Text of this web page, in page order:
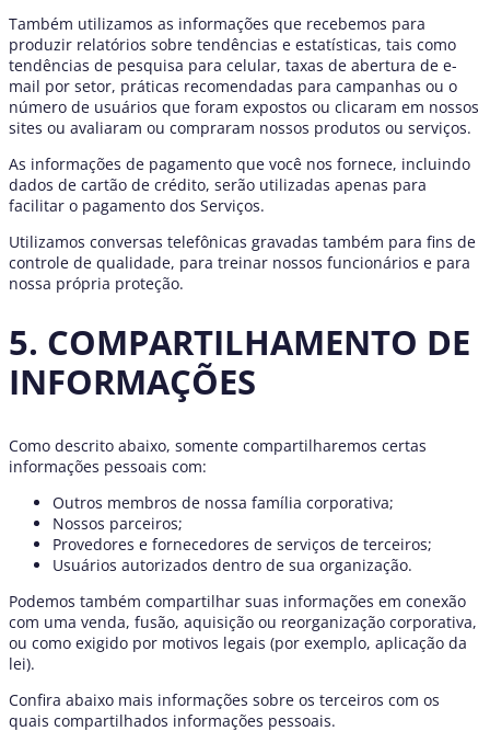
Também utilizamos as informações que recebemos para
produzir relatórios sobre tendências e estatísticas, tais como
tendências de pesquisa para celular, taxas de abertura de e-
mail por setor, práticas recomendadas para campanhas ou o
número de usuários que foram expostos ou clicaram em nossos
sites ou avaliaram ou compraram nossos produtos ou serviços.
As informações de pagamento que você nos fornece, incluindo
dados de cartão de crédito, serão utilizadas apenas para
facilitar o pagamento dos Serviços.
Utilizamos conversas telefônicas gravadas também para fins de
controle de qualidade, para treinar nossos funcionários e para
nossa própria proteção.
5. COMPARTILHAMENTO DE
INFORMAÇÕES
Como descrito abaixo, somente compartilharemos certas
informações pessoais com:
Outros membros de nossa família corporativa;
Nossos parceiros;
Provedores e fornecedores de serviços de terceiros;
Usuários autorizados dentro de sua organização.
Podemos também compartilhar suas informações em conexão
com uma venda, fusão, aquisição ou reorganização corporativa,
ou como exigido por motivos legais (por exemplo, aplicação da
lei).
Confira abaixo mais informações sobre os terceiros com os
quais compartilhados informações pessoais.